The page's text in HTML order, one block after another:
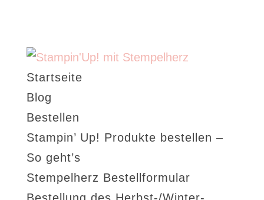
Startseite
Blog
Bestellen
Stampin’ Up! Produkte bestellen –
So geht’s
Stempelherz Bestellformular